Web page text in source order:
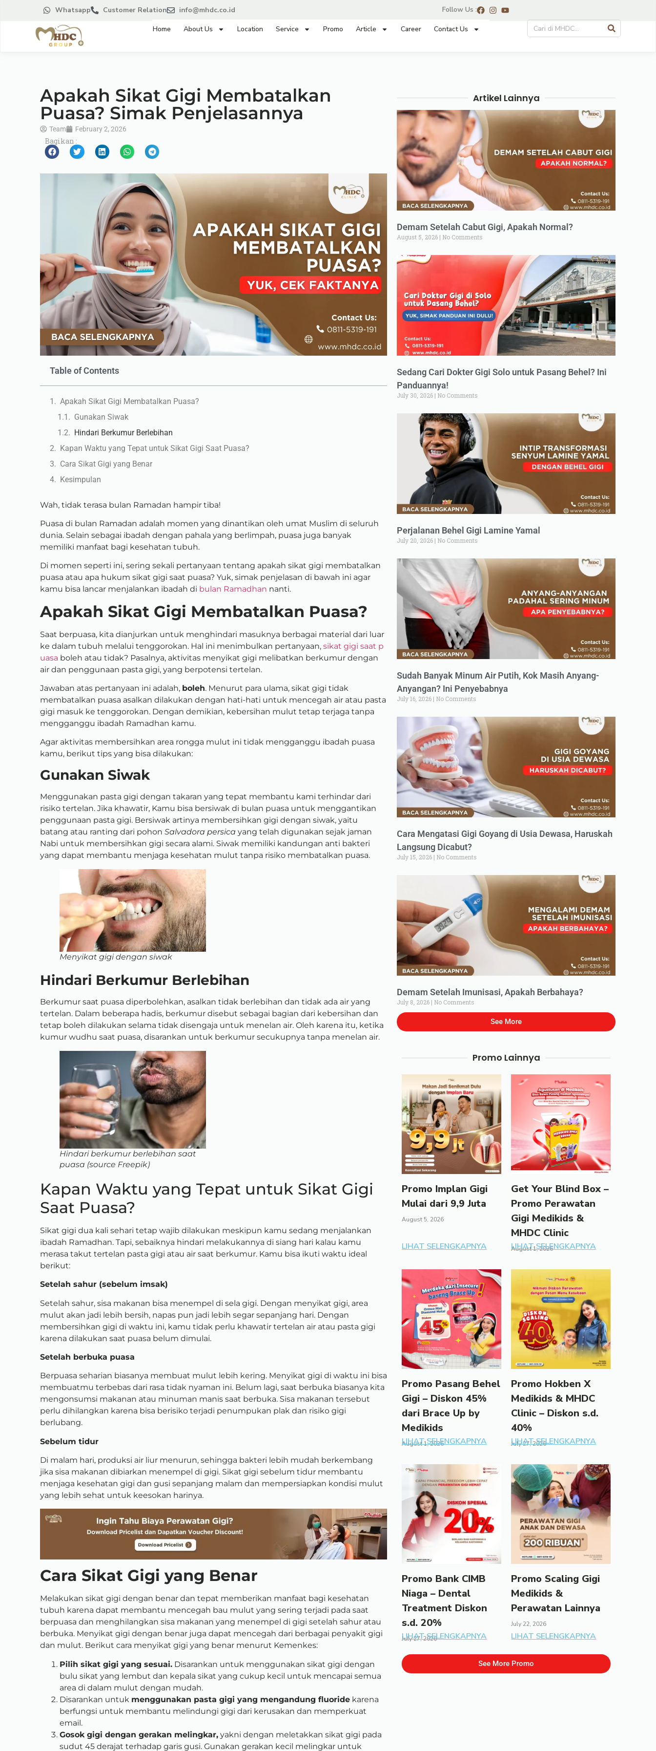
Whatsapp Customer Relation info@mhdc.co.id Follow Us :
Home About Us Location Service Promo Article Career Contact Us
Apakah Sikat Gigi Membatalkan
Puasa? Simak Penjelasannya
Team February 2, 2026
Bagikan :
Table of Contents
Apakah Sikat Gigi Membatalkan Puasa?
Gunakan Siwak
Hindari Berkumur Berlebihan
Kapan Waktu yang Tepat untuk Sikat Gigi Saat Puasa?
Cara Sikat Gigi yang Benar
Kesimpulan
Wah, tidak terasa bulan Ramadan hampir tiba!
Puasa di bulan Ramadan adalah momen yang dinantikan oleh umat Muslim di seluruh
dunia. Selain sebagai ibadah dengan pahala yang berlimpah, puasa juga banyak
memiliki manfaat bagi kesehatan tubuh.
Di momen seperti ini, sering sekali pertanyaan tentang apakah sikat gigi membatalkan
puasa atau apa hukum sikat gigi saat puasa? Yuk, simak penjelasan di bawah ini agar
kamu bisa lancar menjalankan ibadah di bulan Ramadhan nanti.
Apakah Sikat Gigi Membatalkan Puasa?
Saat berpuasa, kita dianjurkan untuk menghindari masuknya berbagai material dari luar
ke dalam tubuh melalui tenggorokan. Hal ini menimbulkan pertanyaan, sikat gigi saat p
uasa boleh atau tidak? Pasalnya, aktivitas menyikat gigi melibatkan berkumur dengan
air dan penggunaan pasta gigi, yang berpotensi tertelan.
Jawaban atas pertanyaan ini adalah, boleh. Menurut para ulama, sikat gigi tidak
membatalkan puasa asalkan dilakukan dengan hati-hati untuk mencegah air atau pasta
gigi masuk ke tenggorokan. Dengan demikian, kebersihan mulut tetap terjaga tanpa
mengganggu ibadah Ramadhan kamu.
Agar aktivitas membersihkan area rongga mulut ini tidak mengganggu ibadah puasa
kamu, berikut tips yang bisa dilakukan:
Gunakan Siwak
Menggunakan pasta gigi dengan takaran yang tepat membantu kami terhindar dari
risiko tertelan. Jika khawatir, Kamu bisa bersiwak di bulan puasa untuk menggantikan
penggunaan pasta gigi. Bersiwak artinya membersihkan gigi dengan siwak, yaitu
batang atau ranting dari pohon Salvadora persica yang telah digunakan sejak jaman
Nabi untuk membersihkan gigi secara alami. Siwak memiliki kandungan anti bakteri
yang dapat membantu menjaga kesehatan mulut tanpa risiko membatalkan puasa.
Menyikat gigi dengan siwak
Hindari Berkumur Berlebihan
Berkumur saat puasa diperbolehkan, asalkan tidak berlebihan dan tidak ada air yang
tertelan. Dalam beberapa hadis, berkumur disebut sebagai bagian dari kebersihan dan
tetap boleh dilakukan selama tidak disengaja untuk menelan air. Oleh karena itu, ketika
kumur wudhu saat puasa, disarankan untuk berkumur secukupnya tanpa menelan air.
Hindari berkumur berlebihan saat
puasa (source Freepik)
Kapan Waktu yang Tepat untuk Sikat Gigi
Saat Puasa?
Sikat gigi dua kali sehari tetap wajib dilakukan meskipun kamu sedang menjalankan
ibadah Ramadhan. Tapi, sebaiknya hindari melakukannya di siang hari kalau kamu
merasa takut tertelan pasta gigi atau air saat berkumur. Kamu bisa ikuti waktu ideal
berikut:
Setelah sahur (sebelum imsak)
Setelah sahur, sisa makanan bisa menempel di sela gigi. Dengan menyikat gigi, area
mulut akan jadi lebih bersih, napas pun jadi lebih segar sepanjang hari. Dengan
membersihkan gigi di waktu ini, kamu tidak perlu khawatir tertelan air atau pasta gigi
karena dilakukan saat puasa belum dimulai.
Setelah berbuka puasa
Berpuasa seharian biasanya membuat mulut lebih kering. Menyikat gigi di waktu ini bisa
membuatmu terbebas dari rasa tidak nyaman ini. Belum lagi, saat berbuka biasanya kita
mengonsumsi makanan atau minuman manis saat berbuka. Sisa makanan tersebut
perlu dihilangkan karena bisa berisiko terjadi penumpukan plak dan risiko gigi
berlubang.
Sebelum tidur
Di malam hari, produksi air liur menurun, sehingga bakteri lebih mudah berkembang
jika sisa makanan dibiarkan menempel di gigi. Sikat gigi sebelum tidur membantu
menjaga kesehatan gigi dan gusi sepanjang malam dan mempersiapkan kondisi mulut
yang lebih sehat untuk keesokan harinya.
Cara Sikat Gigi yang Benar
Melakukan sikat gigi dengan benar dan tepat memberikan manfaat bagi kesehatan
tubuh karena dapat membantu mencegah bau mulut yang sering terjadi pada saat
berpuasa dan menghilangkan sisa makanan yang menempel di gigi setelah sahur atau
berbuka. Menyikat gigi dengan benar juga dapat mencegah dari berbagai penyakit gigi
dan mulut. Berikut cara menyikat gigi yang benar menurut Kemenkes:
Pilih sikat gigi yang sesuai. Disarankan untuk menggunakan sikat gigi dengan
bulu sikat yang lembut dan kepala sikat yang cukup kecil untuk mencapai semua
area di dalam mulut dengan mudah.
Disarankan untuk menggunakan pasta gigi yang mengandung fluoride karena
berfungsi untuk membantu melindungi gigi dari kerusakan dan memperkuat
email.
Gosok gigi dengan gerakan melingkar, yakni dengan meletakkan sikat gigi pada
sudut 45 derajat terhadap garis gusi. Gunakan gerakan kecil melingkar untuk
Artikel Lainnya
Demam Setelah Cabut Gigi, Apakah Normal?
August 5, 2026 No Comments
Sedang Cari Dokter Gigi Solo untuk Pasang Behel? Ini
Panduannya!
July 30, 2026 No Comments
Perjalanan Behel Gigi Lamine Yamal
July 20, 2026 No Comments
Sudah Banyak Minum Air Putih, Kok Masih Anyang-
Anyangan? Ini Penyebabnya
July 16, 2026 No Comments
Cara Mengatasi Gigi Goyang di Usia Dewasa, Haruskah
Langsung Dicabut?
July 15, 2026 No Comments
Demam Setelah Imunisasi, Apakah Berbahaya?
July 8, 2026 No Comments
See More
Promo Lainnya
Promo Implan Gigi
Mulai dari 9,9 Juta
August 5, 2026
LIHAT SELENGKAPNYA
Get Your Blind Box –
Promo Perawatan
Gigi Medikids &
MHDC Clinic
August 1, 2026
LIHAT SELENGKAPNYA
Promo Pasang Behel
Gigi – Diskon 45%
dari Brace Up by
Medikids
August 1, 2026
LIHAT SELENGKAPNYA
Promo Hokben X
Medikids & MHDC
Clinic – Diskon s.d.
40%
July 27, 2026
LIHAT SELENGKAPNYA
Promo Bank CIMB
Niaga – Dental
Treatment Diskon
s.d. 20%
July 27, 2026
LIHAT SELENGKAPNYA
Promo Scaling Gigi
Medikids &
Perawatan Lainnya
July 22, 2026
LIHAT SELENGKAPNYA
See More Promo